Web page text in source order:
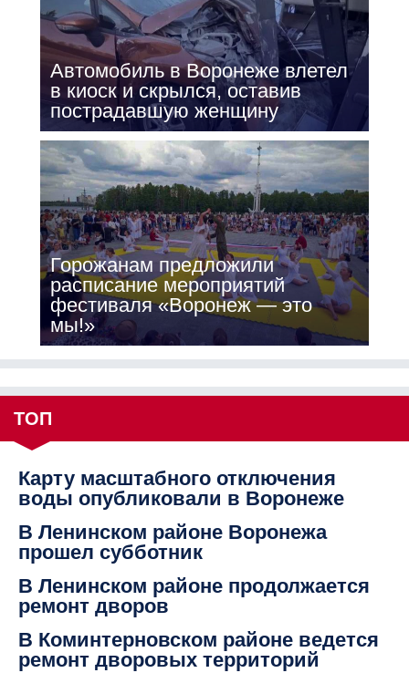
Автомобиль в Воронеже влетел
в киоск и скрылся, оставив
пострадавшую женщину
Горожанам предложили
расписание мероприятий
фестиваля «Воронеж — это
мы!»
ТОП
Карту масштабного отключения
воды опубликовали в Воронеже
В Ленинском районе Воронежа
прошел субботник
В Ленинском районе продолжается
ремонт дворов
В Коминтерновском районе ведется
ремонт дворовых территорий